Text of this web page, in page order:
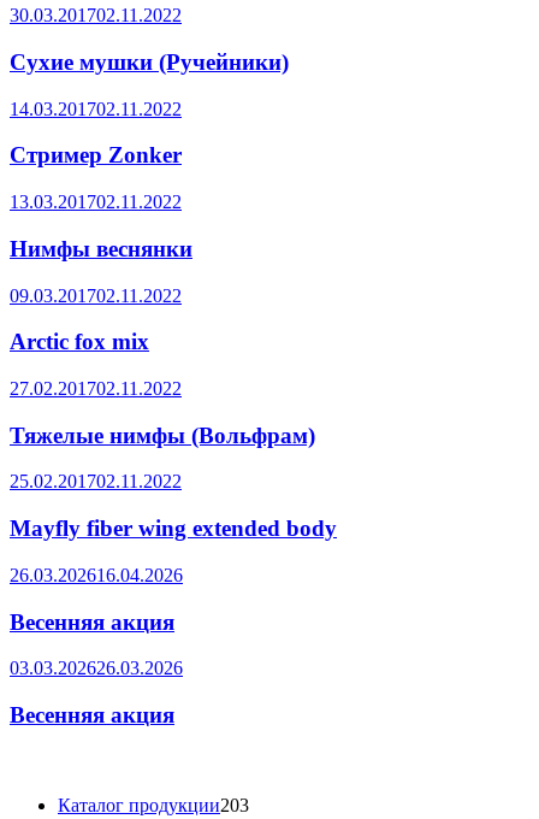
30.03.201702.11.2022
Сухие мушки (Ручейники)
14.03.201702.11.2022
Стример Zonker
13.03.201702.11.2022
Нимфы веснянки
09.03.201702.11.2022
Arctic fox mix
27.02.201702.11.2022
Тяжелые нимфы (Вольфрам)
25.02.201702.11.2022
Mayfly fiber wing extended body
26.03.202616.04.2026
Весенняя акция
03.03.202626.03.2026
Весенняя акция
Каталог продукции203203